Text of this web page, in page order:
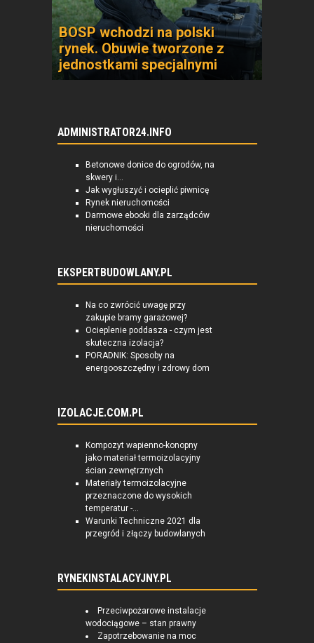
BOSP wchodzi na polski
rynek. Obuwie tworzone z
jednostkami specjalnymi
ADMINISTRATOR24.INFO
Betonowe donice do ogrodów, na
skwery i...
Jak wygłuszyć i ocieplić piwnicę
Rynek nieruchomości
Darmowe ebooki dla zarządców
nieruchomości
EKSPERTBUDOWLANY.PL
Na co zwrócić uwagę przy
zakupie bramy garażowej?
Ocieplenie poddasza - czym jest
skuteczna izolacja?
PORADNIK: Sposoby na
energooszczędny i zdrowy dom
IZOLACJE.COM.PL
Kompozyt wapienno-konopny
jako materiał termoizolacyjny
ścian zewnętrznych
Materiały termoizolacyjne
przeznaczone do wysokich
temperatur -...
Warunki Techniczne 2021 dla
przegród i złączy budowlanych
RYNEKINSTALACYJNY.PL
Przeciwpożarowe instalacje
wodociągowe – stan prawny
Zapotrzebowanie na moc